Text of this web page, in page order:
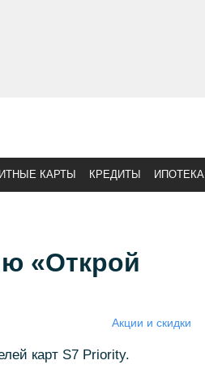
КАРТЫ КРЕДИТЫ ИПОТЕКА
«Открой
Акции и скидки
карт S7 Priority.